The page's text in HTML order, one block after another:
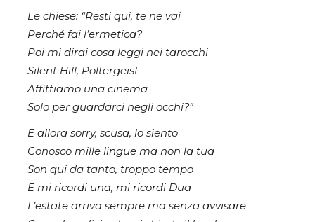
Le chiese: “Resti qui, te ne vai
Perché fai l’ermetica?
Poi mi dirai cosa leggi nei tarocchi
Silent Hill, Poltergeist
Affittiamo una cinema
Solo per guardarci negli occhi?”
E allora sorry, scusa, lo siento
Conosco mille lingue ma non la tua
Son qui da tanto, troppo tempo
E mi ricordi una, mi ricordi Dua
L’estate arriva sempre ma senza avvisare